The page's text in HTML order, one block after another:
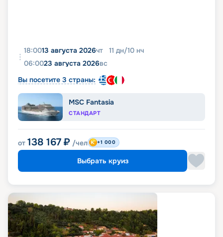
18:0013 августа 2026чт 11 дн/10 нч
06:0023 августа 2026вс
Вы посетите 3 страны:
MSC Fantasia
СТАНДАРТ
от 138 167 ₽ /чел +1 000
Выбрать круиз